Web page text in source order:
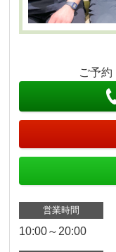
ご予約
営業時間
10:00～20:00